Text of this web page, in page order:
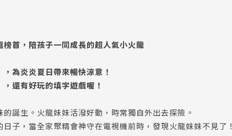
首，陪孩子一同成長的超人氣小火龍
為炎炎夏日帶來暢快涼意！
還有好玩的填字遊戲喔！
誕生。火龍妹妹活潑好動，時常獨自外出去探險。
子，當全家聚精會神守在電視機前時，發現火龍妹妹不見了！